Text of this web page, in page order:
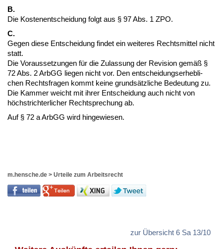
B.
Die Kos­ten­ent­schei­dung folgt aus § 97 Abs. 1 ZPO.
C.
Ge­gen die­se Ent­schei­dung fin­det ein wei­te­res Rechts­mit­tel nicht
statt.
Die Vor­aus­set­zun­gen für die Zu­las­sung der Re­vi­si­on gemäß §
72 Abs. 2 ArbGG lie­gen nicht vor. Den ent­schei­dungs­er­heb­li­
chen Rechts­fra­gen kommt kei­ne grundsätz­li­che Be­deu­tung zu.
Die Kam­mer weicht mit ih­rer Ent­schei­dung auch nicht von
höchst­rich­ter­li­cher Recht­spre­chung ab.
Auf § 72 a ArbGG wird hin­ge­wie­sen.
m.hensche.de > Urteile zum Arbeitsrecht
zur Übersicht 6 Sa 13/10